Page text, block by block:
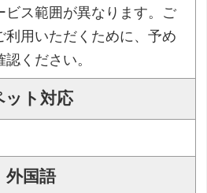
ビス範囲が異なります。ご
利用いただくために、予め
ください。
ット対応
外国語